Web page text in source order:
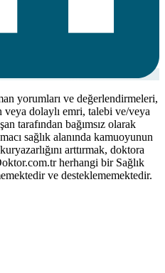
yorumları ve değerlendirmeleri,
dolaylı emri, talebi ve/veya
tarafından bağımsız olarak
sağlık alanında kamuoyunun
arttırmak, doktora
herhangi bir Sağlık
ve desteklememektedir.